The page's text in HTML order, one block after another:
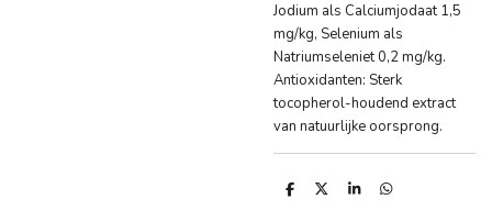
Jodium als Calciumjodaat 1,5
mg/kg, Selenium als
Natriumseleniet 0,2 mg/kg.
Antioxidanten: Sterk
tocopherol-houdend extract
van natuurlijke oorsprong.
D
D
S
D